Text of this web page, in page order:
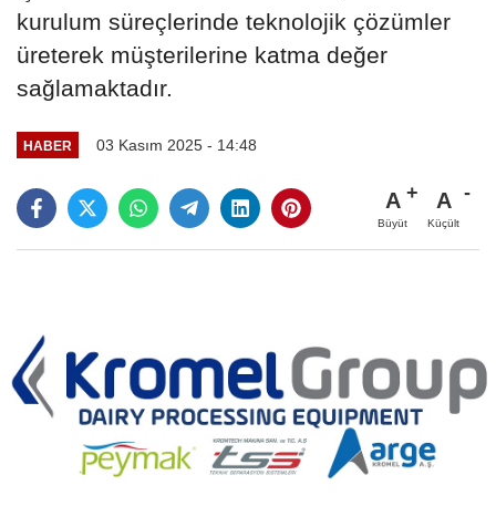
kurulum süreçlerinde teknolojik çözümler
üreterek müşterilerine katma değer
sağlamaktadır.
HABER 03 Kasım 2025 - 14:48
A
Büyüt
A
Küçült